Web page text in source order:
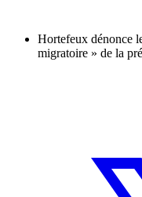
Hortefeux dénonce
migratoire » de la